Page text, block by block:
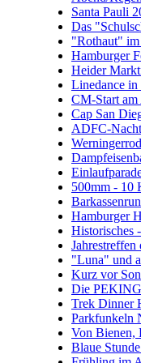
Santa Pauli
Das
"Rothaut"
Hamburger
Heider
Linedance in
CM-Start
Cap San
ADFC-
500mm - 10
Hamburger
Historisches
"Luna" und
Kurz vor
Die
Trek Dinner
Parkfunkeln
Von Bienen,
Blaue